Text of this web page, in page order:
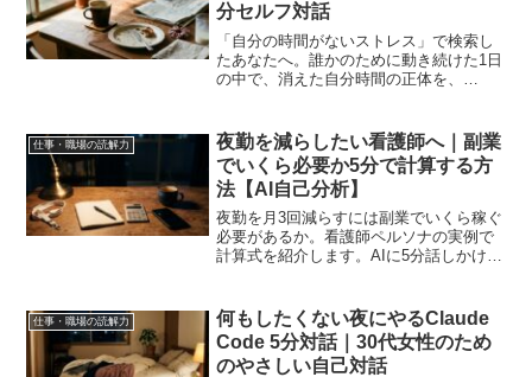
分セルフ対話
「自分の時間がないストレス」で検索し
たあなたへ。誰かのために動き続けた1日
の中で、消えた自分時間の正体を、
プト付き。
仕事・職場の読解力
夜勤を減らしたい看護師へ｜副業
でいくら必要か5分で計算する方
法【AI自己分析】
夜勤を月3回減らすには副業でいくら稼ぐ
必要があるか。看護師ペルソナの実例で
計算式を紹介します。AIに5分話しかける
仕事・職場の読解力
何もしたくない夜にやるClaude
Code 5分対話｜30代女性のため
のやさしい自己対話